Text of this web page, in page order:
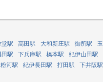
堂駅 高田駅 大和新庄駅 御所駅
田駅 下兵庫駅 橋本駅 紀伊山田駅
粉河駅 紀伊長田駅 打田駅 下井阪駅